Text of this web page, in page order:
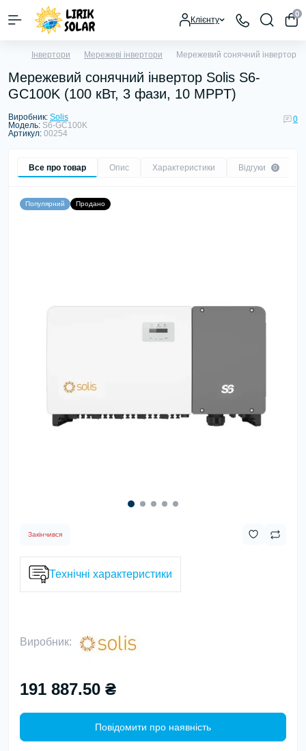
Клієнту
0
Інвертори Мережеві інвертори Мережевий сонячний інвертор
Мережевий сонячний інвертор Solis S6-
GC100K (100 кВт, 3 фази, 10 MPPT)
Виробник: Solis
Модель: S6-GC100K
Артикул: 00254
0
Все про товар Опис Характеристики Відгуки 0
Популярний Продано
Закінчився
Технічні характеристики
Виробник:
191 887.50 ₴
Повідомити про наявність